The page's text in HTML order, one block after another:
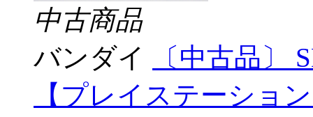
中古商品
バンダイ
〔中古品〕
【プレイステーショ